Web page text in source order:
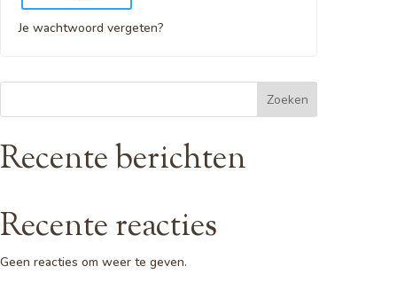
Je wachtwoord vergeten?
Zoeken
Recente berichten
Recente reacties
Geen reacties om weer te geven.